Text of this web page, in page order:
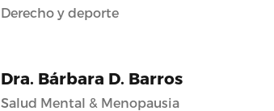
Derecho y deporte
Dra. Bárbara D. Barros
Salud Mental & Menopausia